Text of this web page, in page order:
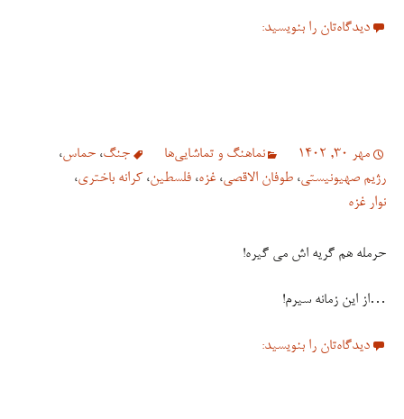
دیدگاه‌تان را بنویسید:
مهر 30, 1402 نماهنگ و تماشایی‌ها جنگ، حماس،
رژیم صهیونیستی، طوفان الاقصی، غزه، فلسطین، کرانه باختری،
نوار غزه
حرمله هم گریه اش می گیره!
…از این زمانه سیرم!
دیدگاه‌تان را بنویسید: